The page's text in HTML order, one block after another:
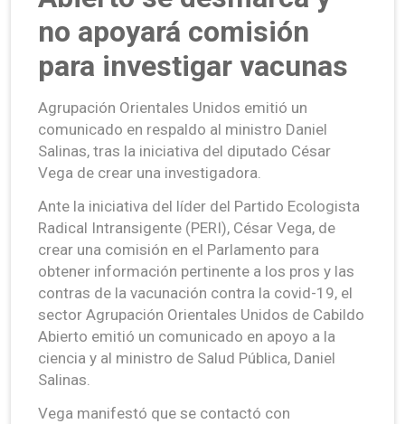
no apoyará comisión
para investigar vacunas
Agrupación Orientales Unidos emitió un
comunicado en respaldo al ministro Daniel
Salinas, tras la iniciativa del diputado César
Vega de crear una investigadora.
Ante la iniciativa del líder del Partido Ecologista
Radical Intransigente (PERI), César Vega, de
crear una comisión en el Parlamento para
obtener información pertinente a los pros y las
contras de la vacunación contra la covid-19, el
sector Agrupación Orientales Unidos de Cabildo
Abierto emitió un comunicado en apoyo a la
ciencia y al ministro de Salud Pública, Daniel
Salinas.
Vega manifestó que se contactó con